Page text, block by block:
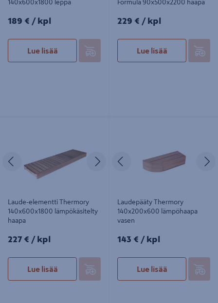
140x600x1800 leppä
189€/kpl
189 € / kpl
Lue lisää
Formula 90x500x2200 haapa
229€/kpl
229 € / kpl
Lue lisää
Edellinen Seuraava
Laude-elementti Thermory
140x600x1800 lämpökäsitelty
haapa
227€/kpl
227 € / kpl
Lue lisää
Edellinen
Laudepääty Thermory
140x200x600 lämpöhaapa
vasen
143€/kpl
143 € / kpl
Lue lisää